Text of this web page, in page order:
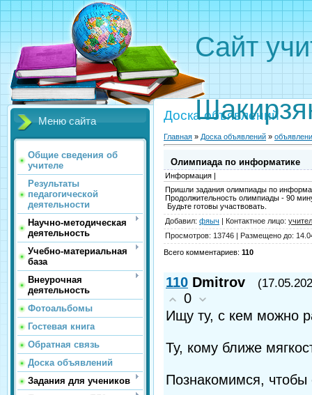
Сайт
Меню сайта
Общие сведения об
учителе
Результаты
педагогической
деятельности
Научно-методическая
деятельность
Учебно-материальная
база
Внеурочная
деятельность
Фотоальбомы
Гостевая книга
Обратная связь
Доска объявлений
Задания для учеников
Доска объявлений
Главная » Доска объявлений »
Олимпиада по информатике
Информация |
Пришли задания олимпиады по
Продолжительность олимпиады - 90
Будьте готовы участвовать.
Добавил: фяыч | Контактное лицо:
Просмотров: 13746 | Размещено до:
Всего комментариев: 110
110 Dmitrov
0
Ищу ту, с кем можно
Ту, кому ближе
Познакомимся, чтобы